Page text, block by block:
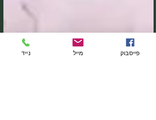
נייד מייל פייסבוק